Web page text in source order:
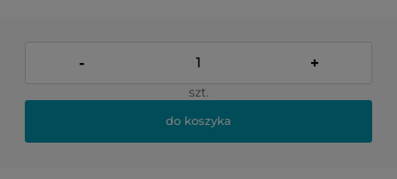
- +
szt.
do koszyka